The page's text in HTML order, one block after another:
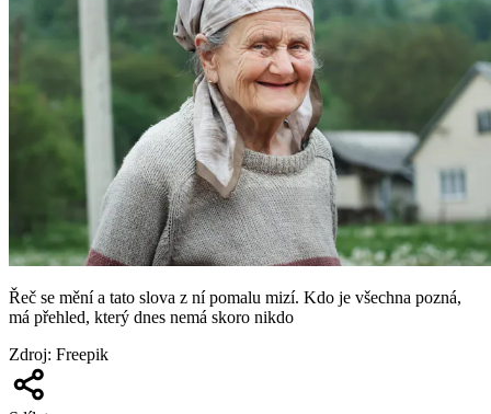
Řeč se mění a tato slova z ní pomalu mizí. Kdo je všechna pozná,
má přehled, který dnes nemá skoro nikdo
Zdroj: Freepik